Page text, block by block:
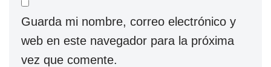
Guarda mi nombre, correo electrónico y
web en este navegador para la próxima
vez que comente.